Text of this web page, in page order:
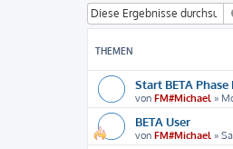
THEMEN
Start BETA Phase
von FM#Michael »
BETA User
von FM#Michael »